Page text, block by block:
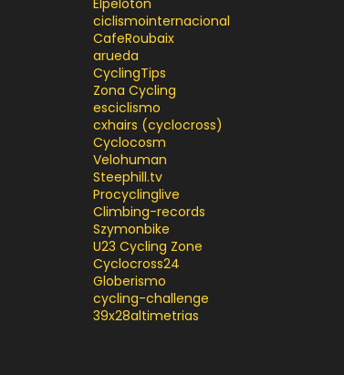
Elpeloton
ciclismointernacional
CafeRoubaix
arueda
CyclingTips
Zona Cycling
esciclismo
cxhairs (cyclocross)
Cyclocosm
Velohuman
Steephill.tv
Procyclinglive
Climbing-records
Szymonbike
U23 Cycling Zone
Cyclocross24
Globerismo
cycling-challenge
39x28altimetrias